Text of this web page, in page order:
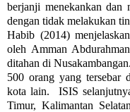
berjanji menekankan dan
dengan tidak melakukan
Habib (2014)
oleh Amman
ditahan di
500 orang yang tersebar
kota lain. ISIS
Timur, Kalimantan